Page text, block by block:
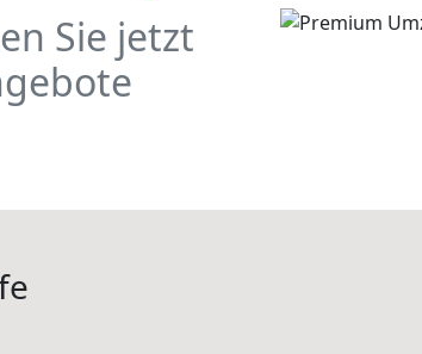
Sie jetzt